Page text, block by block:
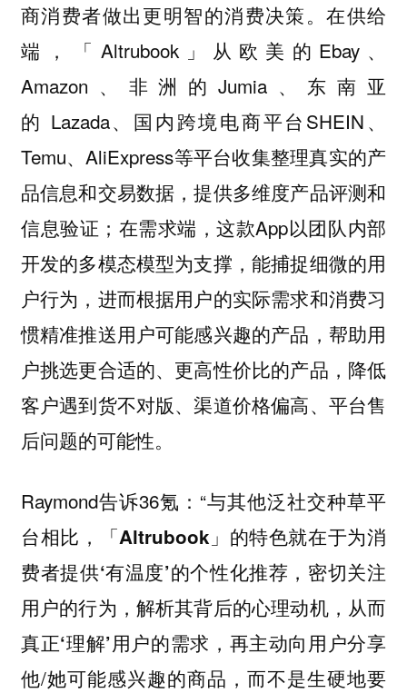
商消费者做出更明智的消费决策。在供给
端，「Altrubook」从欧美的Ebay、
Amazon、非洲的Jumia、东南亚
的 Lazada、国内跨境电商平台SHEIN、
Temu、AliExpress等平台收集整理真实的产
品信息和交易数据，提供多维度产品评测和
信息验证 ；在需求端，这款App以团队内部
开发的多模态模型为支撑，能捕捉细微的用
户行为，进而根据用户的实际需求和消费习
惯精准推送用户可能感兴趣的产品 ，帮助用
户挑选更合适的、更高性价比的产品，降低
客户遇到货不对版、渠道价格偏高、平台售
后问题的可能性。
Raymond告诉36氪：“与其他泛社交种草平
台相比，
「Altrubook」的特色就在于为消
费者提供‘有温度’的个性化推荐，密切关注
用户的行为，解析其背后的心理动机，从而
真正‘理解’用户的需求 ，再主动向用户分享
他/她可能感兴趣的商品，而不是生硬地要